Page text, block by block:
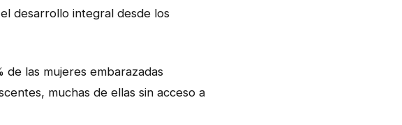
desarrollo integral desde los
las mujeres embarazadas
muchas de ellas sin acceso a